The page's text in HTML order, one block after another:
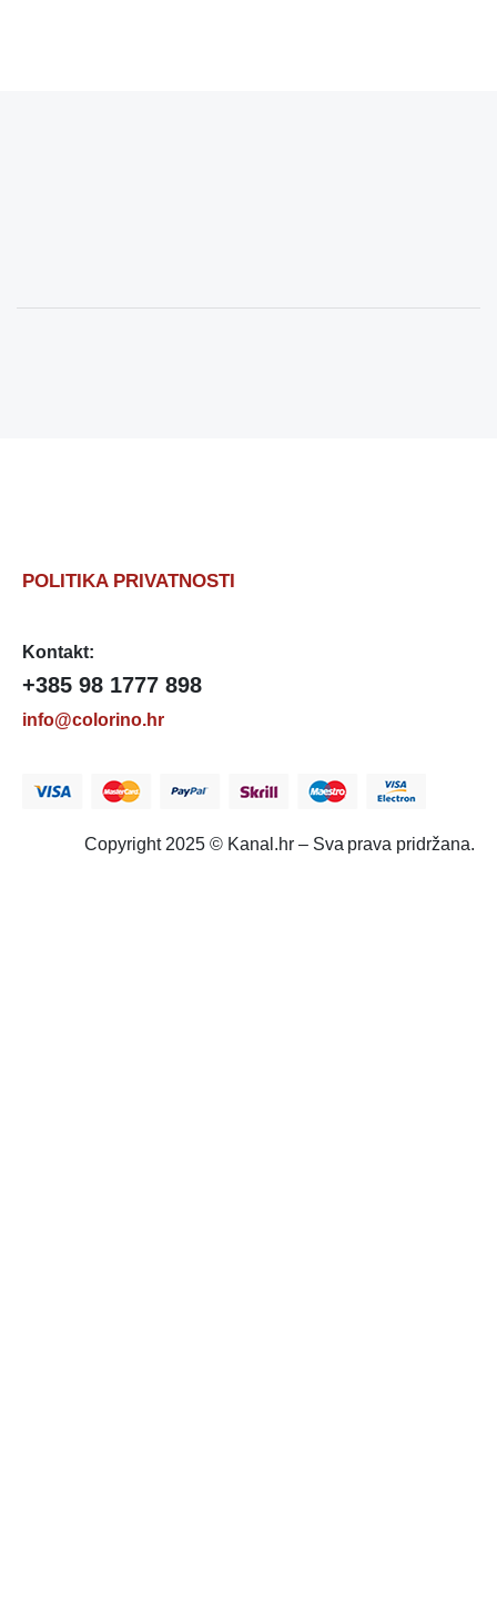
POLITIKA PRIVATNOSTI
Kontakt:
+385 98 1777 898
info@colorino.hr
Copyright 2025 © Kanal.hr – Sva prava pridržana.